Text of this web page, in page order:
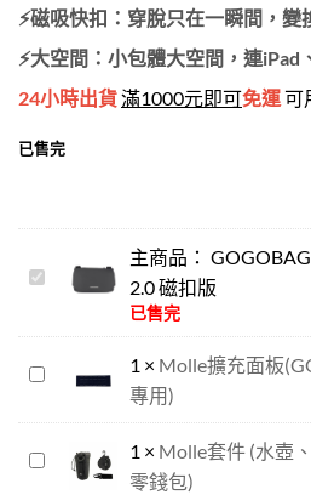
⚡磁吸快扣：穿脫只在一瞬間，
⚡大空間：小包體大空間，連
24小時出貨滿1000元即可免運可
已售完
GOGOBAG2-
走
2.0
版
主商品：
2.0 磁扣版
已售完
Molle
充
面
1 × Molle擴充面板
專用)
Molle
1 × Molle套件 (水壺
零錢包)